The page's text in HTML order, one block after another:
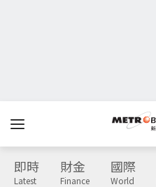
即時
Latest
財金
Finance
國際
World